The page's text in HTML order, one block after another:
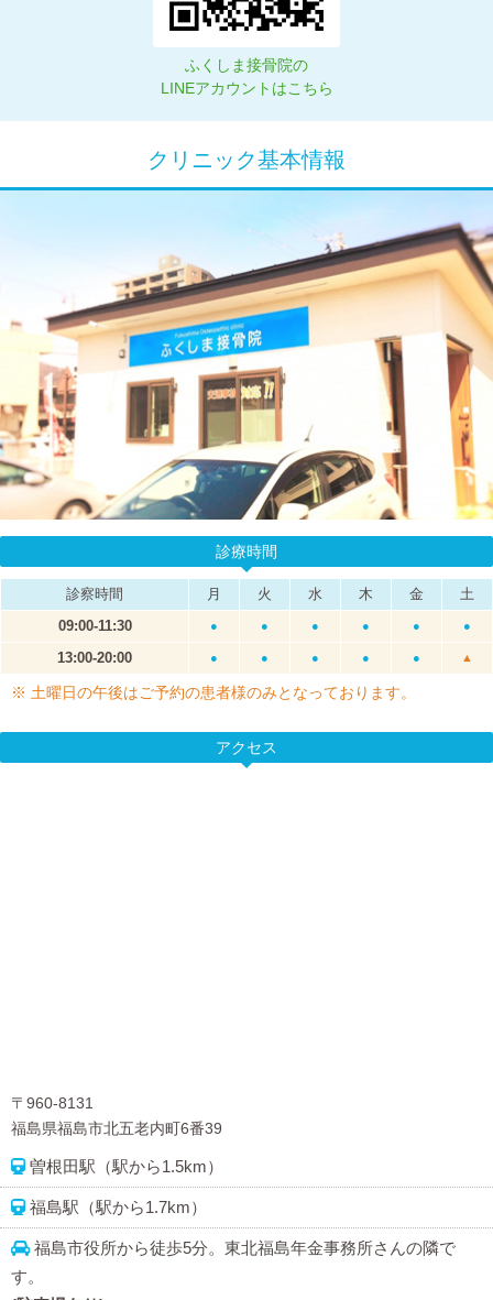
ふくしま接骨院の
LINEアカウントはこちら
クリニック基本情報
診療時間
診察時間 月 火 水 木 金
土
09:00-11:30
● ● ● ● ● ●
13:00-20:00 ● ● ● ● ● ▲
※ 土曜日の午後はご予約の患者様のみとなっております。
アクセス
〒960-8131
福島県福島市北五老内町6番39
曽根田駅（駅から1.5km）
福島駅（駅から1.7km）
福島市役所から徒歩5分。東北福島年金事務所さんの隣で
す。